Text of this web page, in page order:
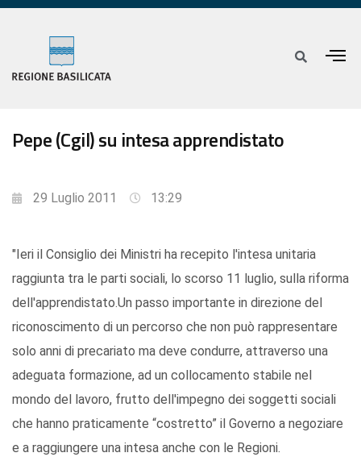
Pepe (Cgil) su intesa apprendistato
29 Luglio 2011 13:29
"Ieri il Consiglio dei Ministri ha recepito l'intesa unitaria
raggiunta tra le parti sociali, lo scorso 11 luglio, sulla riforma
dell'apprendistato.Un passo importante in direzione del
riconoscimento di un percorso che non può rappresentare
solo anni di precariato ma deve condurre, attraverso una
adeguata formazione, ad un collocamento stabile nel
mondo del lavoro, frutto dell'impegno dei soggetti sociali
che hanno praticamente “costretto” il Governo a negoziare
e a raggiungere una intesa anche con le Regioni.